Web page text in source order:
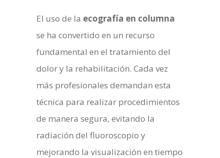
El uso de la ecografía en columna
se ha convertido en un recurso
fundamental en el tratamiento del
dolor y la rehabilitación. Cada vez
más profesionales demandan esta
técnica para realizar procedimientos
de manera segura, evitando la
radiación del fluoroscopio y
mejorando la visualización en tiempo